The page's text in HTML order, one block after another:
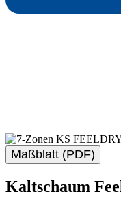
Maßblatt (PDF)
Kaltschaum